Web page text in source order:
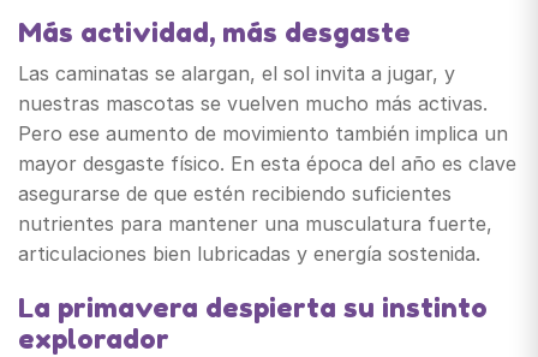
Más actividad, más desgaste
Las caminatas se alargan, el sol invita a jugar, y
nuestras mascotas se vuelven mucho más activas.
Pero ese aumento de movimiento también implica un
mayor desgaste físico. En esta época del año es clave
asegurarse de que estén recibiendo suficientes
nutrientes para mantener una musculatura fuerte,
articulaciones bien lubricadas y energía sostenida.
La primavera despierta su instinto
explorador